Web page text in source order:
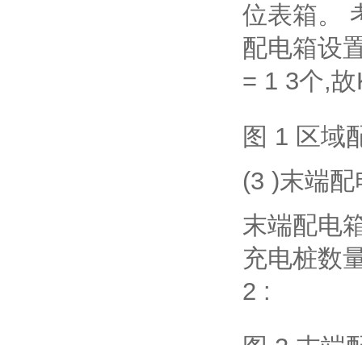
位表箱。
配电箱设
= 1 3个,
图 1 区域
(3 )末端
末端配电
充电桩数
2 :